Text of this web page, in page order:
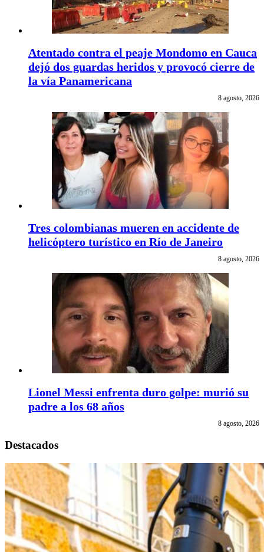
Atentado contra el peaje Mondomo en Cauca
dejó dos guardas heridos y provocó cierre de
la vía Panamericana
8 agosto, 2026
Tres colombianas mueren en accidente de
helicóptero turístico en Río de Janeiro
8 agosto, 2026
Lionel Messi enfrenta duro golpe: murió su
padre a los 68 años
8 agosto, 2026
Destacados